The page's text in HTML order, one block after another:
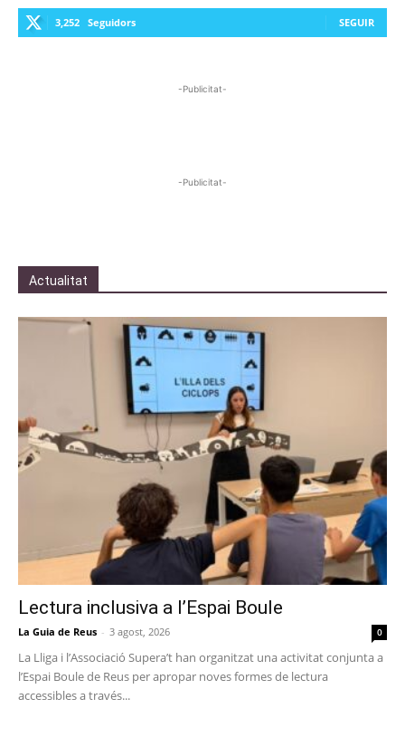
3,252 Seguidors SEGUIR
-Publicitat-
-Publicitat-
Actualitat
Lectura inclusiva a l’Espai Boule
La Guia de Reus - 3 agost, 2026 0
La Lliga i l’Associació Supera’t han organitzat una activitat conjunta a
l’Espai Boule de Reus per apropar noves formes de lectura
accessibles a través...